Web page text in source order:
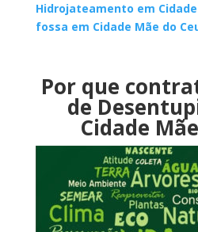
Hidrojateamento em
fossa em Cidade Mãe do
Por que
de
Cidade